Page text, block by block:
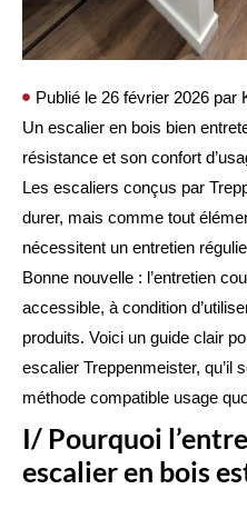
Publié le 26 février 2026 par
Un escalier en bois bien
résistance et son confort
Les escaliers conçus par
durer, mais comme tout
nécessitent un entretien
Bonne nouvelle : l’entretien
accessible, à condition
produits. Voici un guide clair
escalier Treppenmeister, qu’il
méthode compatible usage
I/ Pourquoi
escalier en bois